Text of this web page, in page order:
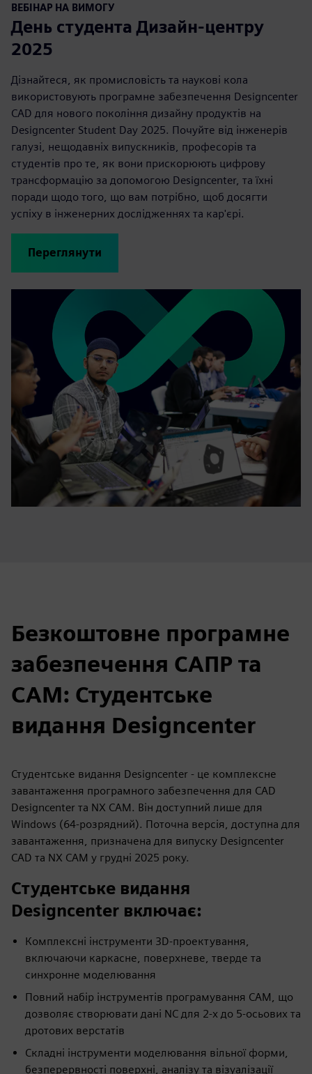
ВЕБІНАР НА ВИМОГУ
День студента Дизайн-центру
2025
Дізнайтеся, як промисловість та наукові кола
використовують програмне забезпечення Designcenter
CAD для нового покоління дизайну продуктів на
Designcenter Student Day 2025. Почуйте від інженерів
галузі, нещодавніх випускників, професорів та
студентів про те, як вони прискорюють цифрову
трансформацію за допомогою Designcenter, та їхні
поради щодо того, що вам потрібно, щоб досягти
успіху в інженерних дослідженнях та кар'єрі.
Переглянути
Безкоштовне програмне
забезпечення САПР та
CAM: Студентське
видання Designcenter
Студентське видання Designcenter - це комплексне
завантаження програмного забезпечення для CAD
Designcenter та NX CAM. Він доступний лише для
Windows (64-розрядний). Поточна версія, доступна для
завантаження, призначена для випуску Designcenter
CAD та NX CAM у грудні 2025 року.
Студентське видання
Designcenter включає:
Комплексні інструменти 3D-проектування,
включаючи каркасне, поверхневе, тверде та
синхронне моделювання
Повний набір інструментів програмування CAM, що
дозволяє створювати дані NC для 2-х до 5-осьових та
дротових верстатів
Складні інструменти моделювання вільної форми,
безперервності поверхні, аналізу та візуалізації